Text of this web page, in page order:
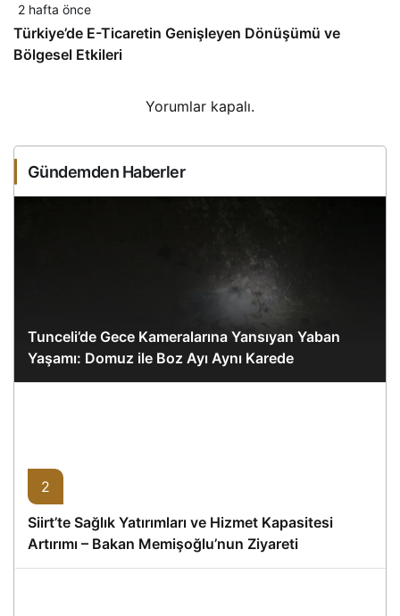
2 hafta önce
Türkiye’de E-Ticaretin Genişleyen Dönüşümü ve
Bölgesel Etkileri
Yorumlar kapalı.
Gündemden Haberler
Tunceli’de Gece Kameralarına Yansıyan Yaban
Yaşamı: Domuz ile Boz Ayı Aynı Karede
2
Siirt’te Sağlık Yatırımları ve Hizmet Kapasitesi
Artırımı – Bakan Memişoğlu’nun Ziyareti